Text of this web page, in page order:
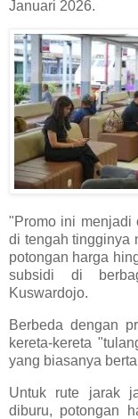
Januari 2026.
"Promo ini menjadi
di tengah tingginya
potongan harga
subsidi di
Kuswardojo.
Berbeda dengan
kereta-kereta
yang biasanya
Untuk rute jarak
diburu, potongan